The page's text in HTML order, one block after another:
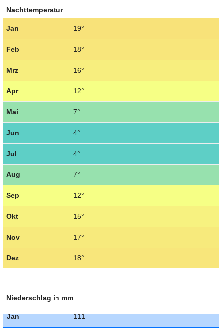
Nachttemperatur
Jan 19°
Feb 18°
Mrz 16°
Apr 12°
Mai 7°
Jun 4°
Jul 4°
Aug 7°
Sep 12°
Okt 15°
Nov 17°
Dez 18°
Niederschlag in mm
Jan 111